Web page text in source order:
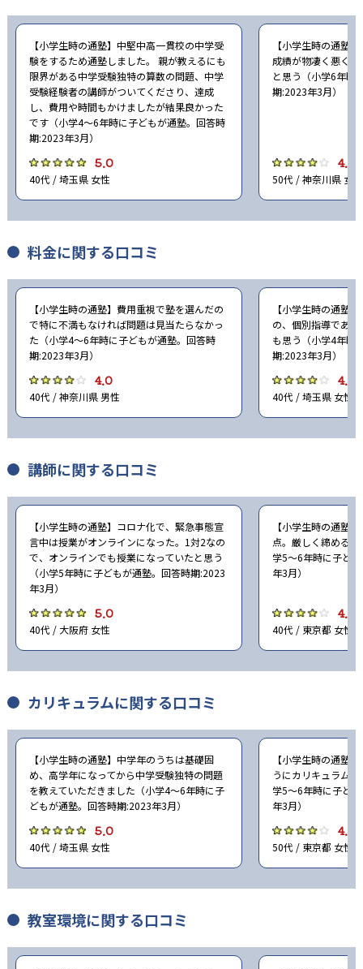
【小学生時の通塾】中堅中高一貫校の中学受
験をするため通塾しました。 親が教えるにも
限界がある中学受験独特の算数の問題、中学
受験経験者の講師がついてくださり、達成
し、費用や時間もかけましたが結果良かった
です（小学4〜6年時に子どもが通塾。回答時
期:2023年3月）
5.0
40代 / 埼玉県 女性
【小学生時の通塾
成績が物凄く悪く
と思う（小学6年時
期:2023年3月）
4.0
50代 / 神奈川県 女性
料金に関する口コミ
【小学生時の通塾】費用重視で塾を選んだの
で特に不満もなければ問題は見当たらなかっ
た（小学4〜6年時に子どもが通塾。回答時
期:2023年3月）
4.0
40代 / 神奈川県 男性
【小学生時の通塾
の、個別指導であ
も思う（小学4年時
期:2023年3月）
4.0
40代 / 埼玉県 女性
講師に関する口コミ
【小学生時の通塾】コロナ化で、緊急事態宣
言中は授業がオンラインになった。1対2なの
で、オンラインでも授業になっていたと思う
（小学5年時に子どもが通塾。回答時期:2023
年3月）
5.0
40代 / 大阪府 女性
【小学生時の通塾
点。厳しく締める
学5〜6年時に子ど
年3月）
4.0
40代 / 東京都 女性
カリキュラムに関する口コミ
【小学生時の通塾】中学年のうちは基礎固
め、高学年になってから中学受験独特の問題
を教えていただきました（小学4〜6年時に子
どもが通塾。回答時期:2023年3月）
5.0
40代 / 埼玉県 女性
【小学生時の通塾
うにカリキュラム
学5〜6年時に子ど
年3月）
4.0
50代 / 東京都 女性
教室環境に関する口コミ